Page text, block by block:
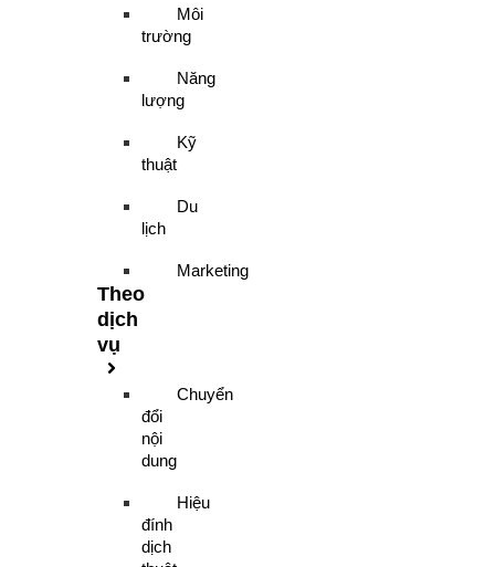
Môi
trường
Năng
lượng
Kỹ
thuật
Du
lịch
Marketing
Theo
dịch
vụ
Chuyển
đổi
nội
dung
Hiệu
đính
dịch